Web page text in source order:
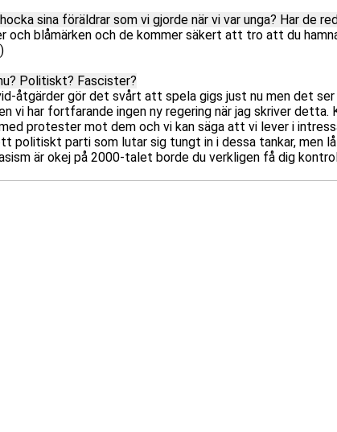
sina föräldrar som vi gjorde när vi var unga? Har de
och blåmärken och de kommer säkert att tro att du
Politiskt? Fascister?
åtgärder gör det svårt att spela gigs just nu men det
vi har fortfarande ingen ny regering när jag skriver
protester mot dem och vi kan säga att vi lever i
politiskt parti som lutar sig tungt in i dessa tankar, men
är okej på 2000-talet borde du verkligen få dig